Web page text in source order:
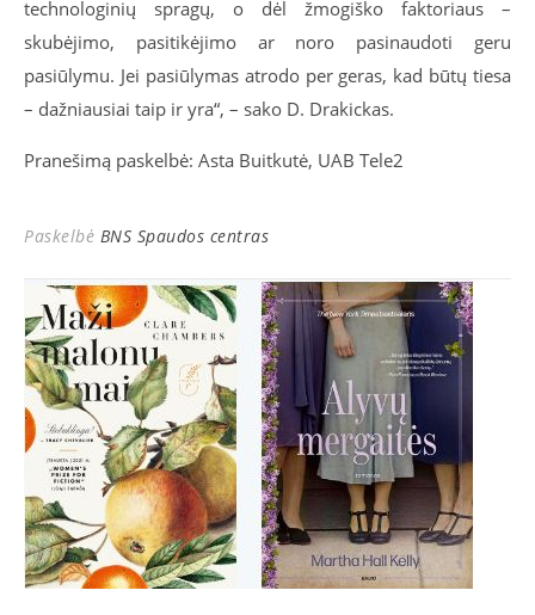
technologinių spragų, o dėl žmogiško faktoriaus –
skubėjimo, pasitikėjimo ar noro pasinaudoti geru
pasiūlymu. Jei pasiūlymas atrodo per geras, kad būtų tiesa
– dažniausiai taip ir yra“, – sako D. Drakickas.
Pranešimą paskelbė: Asta Buitkutė, UAB Tele2
Paskelbė BNS Spaudos centras